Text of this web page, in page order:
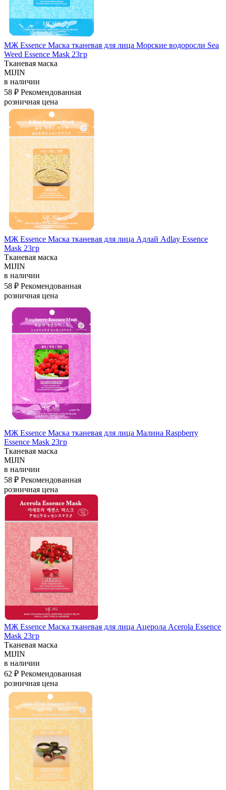
МЖ Essence Маска тканевая для лица Морские водоросли Sea
Weed Essence Mask 23гр
Тканевая маска
MIJIN
в наличии
58 ₽ Рекомендованная
розничная цена
МЖ Essence Маска тканевая для лица Адлай Adlay Essence
Mask 23гр
Тканевая маска
MIJIN
в наличии
58 ₽ Рекомендованная
розничная цена
МЖ Essence Маска тканевая для лица Малина Raspberry
Essence Mask 23гр
Тканевая маска
MIJIN
в наличии
58 ₽ Рекомендованная
розничная цена
МЖ Essence Маска тканевая для лица Ацерола Acerola Essence
Mask 23гр
Тканевая маска
MIJIN
в наличии
62 ₽ Рекомендованная
розничная цена